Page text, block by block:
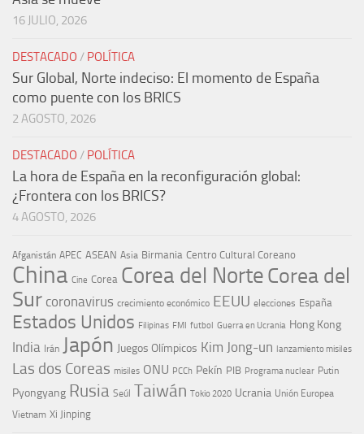
16 JULIO, 2026
DESTACADO / POLÍTICA
Sur Global, Norte indeciso: El momento de España
como puente con los BRICS
2 AGOSTO, 2026
DESTACADO / POLÍTICA
La hora de España en la reconfiguración global:
¿Frontera con los BRICS?
4 AGOSTO, 2026
Afganistán APEC ASEAN Asia Birmania Centro Cultural Coreano
China Cine Corea Corea del NorteCorea del
Sur coronavirus crecimiento económico EEUU elecciones España
Estados Unidos Filipinas FMI futbol Guerra en Ucrania Hong Kong
India Irán Japón Juegos Olímpicos Kim Jong-un lanzamiento misiles
Las dos Coreas misiles ONU PCCh Pekín PIB Programa nuclear Putin
Pyongyang Rusia Seúl Taiwán Tokio 2020 Ucrania Unión Europea
Vietnam Xi Jinping